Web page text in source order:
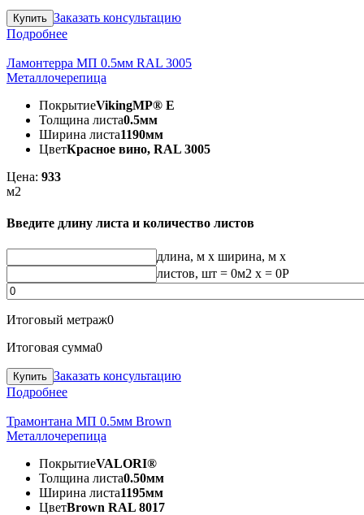
Заказать консультацию
Подробнее
Ламонтерра МП 0.5мм RAL 3005
Металлочерепица
ПокрытиеVikingMP® E
Толщина листа0.5мм
Ширина листа1190мм
ЦветКрасное вино, RAL 3005
Цена: 933
м2
Введите длину листа и количество листов
длина, м x ширина, м x
листов, шт = 0м2 x = 0Р
Итоговый метраж0
Итоговая сумма0
Заказать консультацию
Подробнее
Трамонтана МП 0.5мм Brown
Металлочерепица
ПокрытиеVALORI®
Толщина листа0.50мм
Ширина листа1195мм
ЦветBrown RAL 8017